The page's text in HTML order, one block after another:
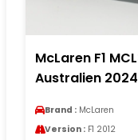
McLaren F1
Australien
Brand : McLaren
Version : F1 2012